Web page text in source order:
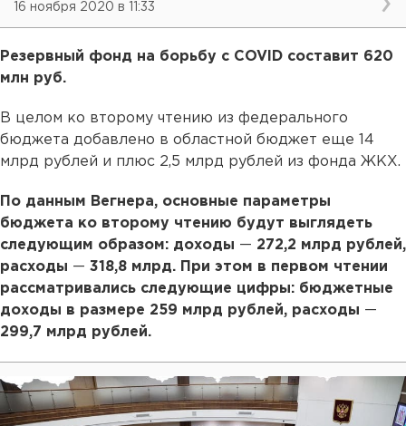
16 ноября 2020 в 11:33
Резервный фонд на борьбу с COVID составит 620
млн руб.
В целом ко второму чтению из федерального
бюджета добавлено в областной бюджет еще 14
млрд рублей и плюс 2,5 млрд рублей из фонда ЖКХ.
По данным Вегнера, основные параметры
бюджета ко второму чтению будут выглядеть
следующим образом: доходы — 272,2 млрд рублей,
расходы — 318,8 млрд. При этом в первом чтении
рассматривались следующие цифры: бюджетные
доходы в размере 259 млрд рублей, расходы —
299,7 млрд рублей.